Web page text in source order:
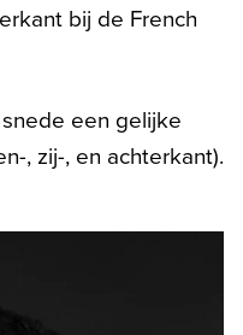
bij de French
een gelijke
, zij-, en achterkant).